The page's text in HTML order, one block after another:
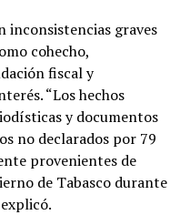
inconsistencias graves
cohecho,
fiscal y
“Los hechos
y documentos
no declarados por 79
provenientes de
de Tabasco durante